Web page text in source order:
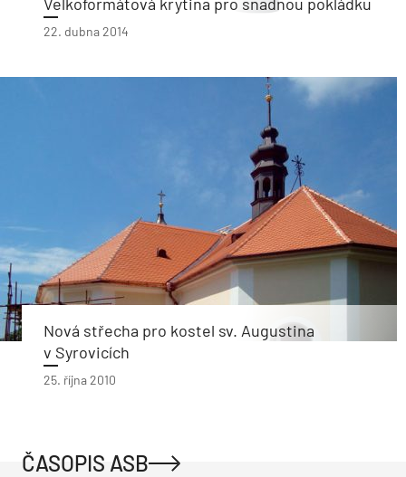
22. dubna 2014
Nová střecha pro kostel sv. Augustina
v Syrovicích
25. října 2010
ČASOPIS ASB